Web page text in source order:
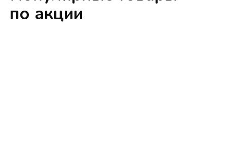
по акции